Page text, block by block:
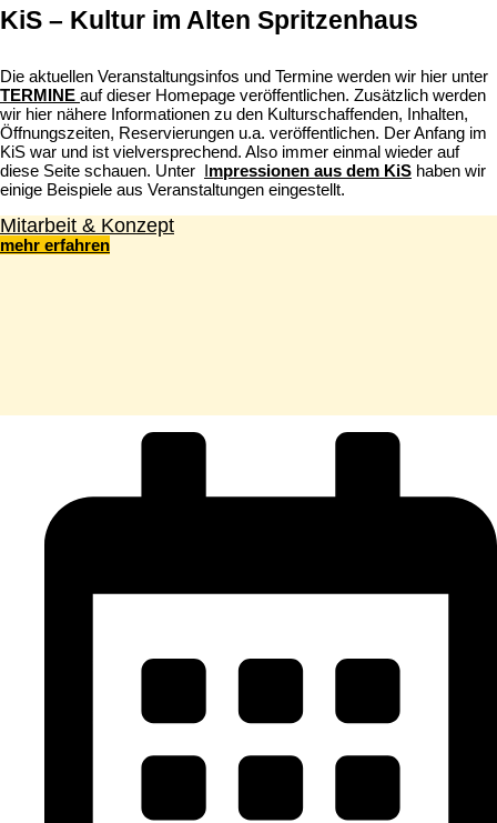
KiS – Kultur im Alten Spritzenhaus
Die aktuellen Veranstaltungsinfos und Termine werden wir hier unter
TERMINE auf dieser Homepage veröffentlichen. Zusätzlich werden
wir hier nähere Informationen zu den Kulturschaffenden, Inhalten,
Öffnungszeiten, Reservierungen u.a. veröffentlichen. Der Anfang im
KiS war und ist vielversprechend. Also immer einmal wieder auf
diese Seite schauen. Unter Impressionen aus dem KiS haben wir
einige Beispiele aus Veranstaltungen eingestellt.
Mitarbeit & Konzept
mehr erfahren